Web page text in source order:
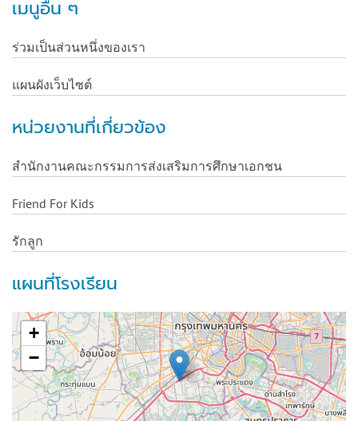
เมนูอื่น ๆ
ร่วมเป็นส่วนหนึ่งของเรา
แผนผังเว็บไซต์
หน่วยงานที่เกี่ยวข้อง
สำนักงานคณะกรรมการส่งเสริมการศึกษาเอกชน
Friend For Kids
รักลูก
แผนที่โรงเรียน
+
−